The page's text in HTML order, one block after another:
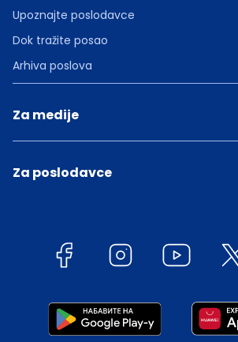
Upoznajte poslodavce
Dok tražite posao
Arhiva poslova
Za medije
Za poslodavce